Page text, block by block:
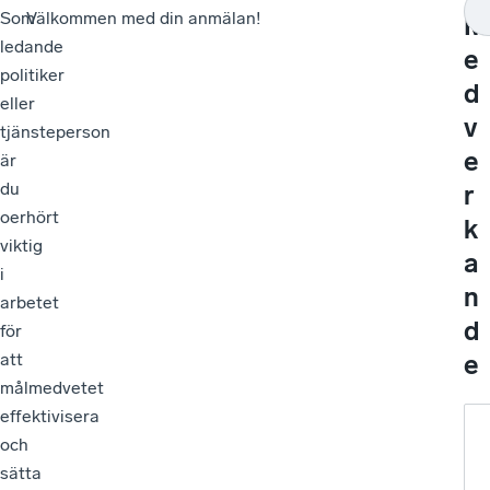
Som
ledande
politiker
eller
tjänsteperson
är
du
oerhört
viktig
i
arbetet
för
att
målmedvetet
effektivisera
och
sätta
Välkommen med din anmälan!
M
e
d
v
e
r
k
a
n
d
e